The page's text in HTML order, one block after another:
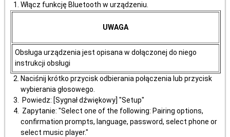
Włącz funkcję Bluetooth w urządzeniu.
UWAGA
Obsługa urządzenia jest opisana w dołączonej do niego
instrukcji obsługi
Naciśnij krótko przycisk odbierania połączenia lub przycisk
wybierania głosowego.
Powiedz: [Sygnał dźwiękowy] "Setup"
Zapytanie: "Select one of the following: Pairing options,
confirmation prompts, language, password, select phone or
select music player."